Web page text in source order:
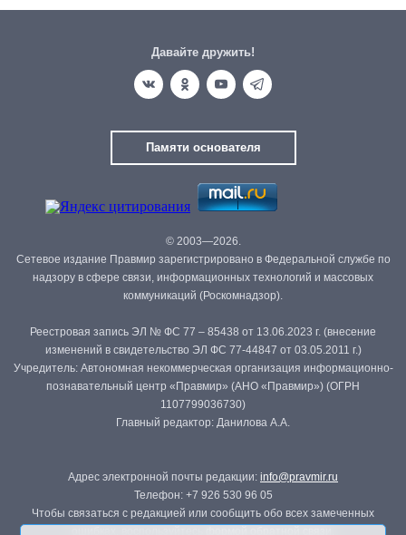
Давайте дружить!
Памяти основателя
© 2003—2026.
Сетевое издание Правмир зарегистрировано в Федеральной службе по
надзору в сфере связи, информационных технологий и массовых
коммуникаций (Роскомнадзор).
Реестровая запись ЭЛ № ФС 77 – 85438 от 13.06.2023 г. (внесение
изменений в свидетельство ЭЛ ФС 77-44847 от 03.05.2011 г.)
Учредитель: Автономная некоммерческая организация информационно-
познавательный центр «Правмир» (АНО «Правмир») (ОГРН
1107799036730)
Главный редактор: Данилова А.А.
Адрес электронной почты редакции: info@pravmir.ru
Телефон: +7 926 530 96 05
Чтобы связаться с редакцией или сообщить обо всех замеченных